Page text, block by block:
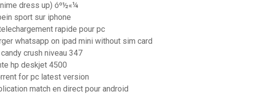
dress up) óº½«¼
sport sur iphone
rapide pour pc
whatsapp on ipad mini without sim card
crush niveau 347
hp deskjet 4500
for pc latest version
match en direct pour android